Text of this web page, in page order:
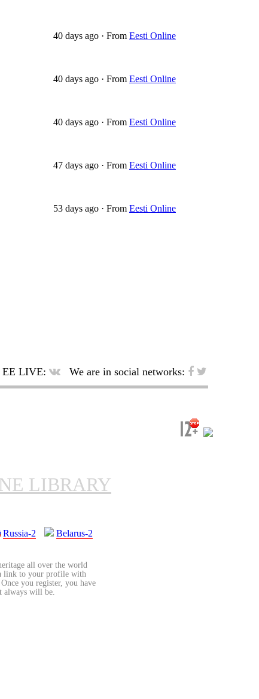
40 days ago · From Eesti Online
40 days ago · From Eesti Online
40 days ago · From Eesti Online
47 days ago · From Eesti Online
53 days ago · From Eesti Online
EE LIVE: We are in social networks:
LIBRARY
Russia-2 Belarus-2
all over the world
link to your profile with
you register, you have
always will be.